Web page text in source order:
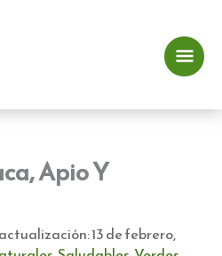
Apio Y
13 de febrero,